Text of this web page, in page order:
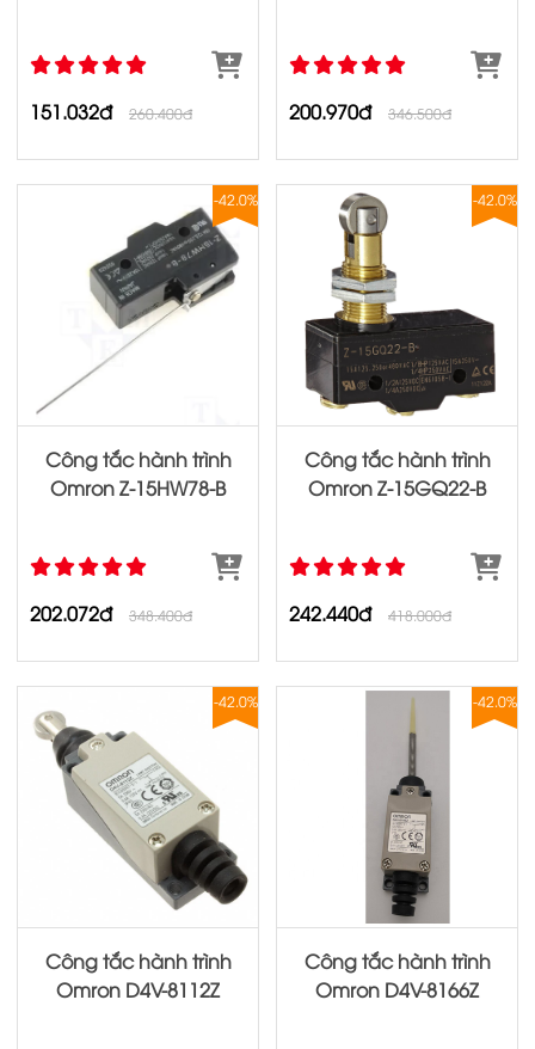
151.032đ 260.400đ 200.970đ 346.500đ
-42.0%
Công tắc hành trình
Omron Z‐15HW78‐B
202.072đ 348.400đ
-42.0%
Công tắc hành trình
Omron Z‐15GQ22‐B
242.440đ 418.000đ
-42.0%
Công tắc hành trình
Omron D4V‐8112Z
-42.0%
Công tắc hành trình
Omron D4V‐8166Z